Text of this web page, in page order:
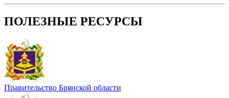
ПОЛЕЗНЫЕ РЕСУРСЫ
Правительство Брянской области